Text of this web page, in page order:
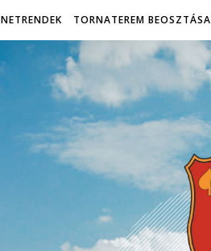
TORNATEREM BEOSZTÁSA